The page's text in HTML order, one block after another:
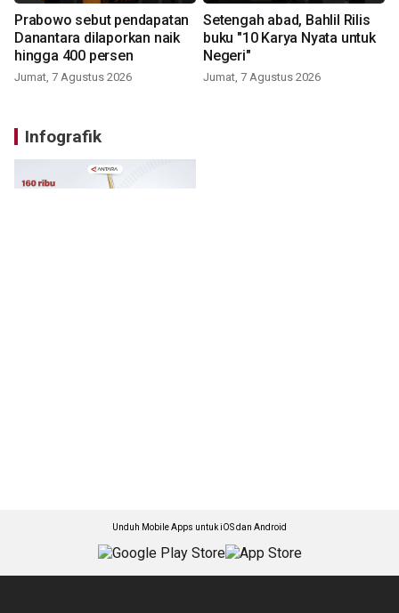
Prabowo sebut pendapatan
Danantara dilaporkan naik
hingga 400 persen
Jumat, 7 Agustus 2026
Setengah abad, Bahlil Rilis
buku "10 Karya Nyata untuk
Negeri"
Jumat, 7 Agustus 2026
Infografik
Unduh Mobile Apps untuk iOS dan Android